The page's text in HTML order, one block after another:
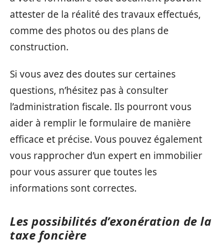
attester de la réalité des travaux effectués,
comme des photos ou des plans de
construction.
Si vous avez des doutes sur certaines
questions, n’hésitez pas à consulter
l’administration fiscale. Ils pourront vous
aider à remplir le formulaire de manière
efficace et précise. Vous pouvez également
vous rapprocher d’un expert en immobilier
pour vous assurer que toutes les
informations sont correctes.
Les possibilités d’exonération de la
taxe foncière